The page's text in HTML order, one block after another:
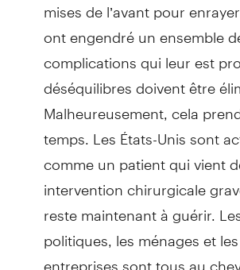
ont engendré un ensemble
complications qui leur est
déséquilibres doivent être
Malheureusement, cela
temps. Les États-Unis sont
comme un patient qui vient
intervention chirurgicale
reste maintenant à guérir.
politiques, les ménages et les
entreprises sont tous au